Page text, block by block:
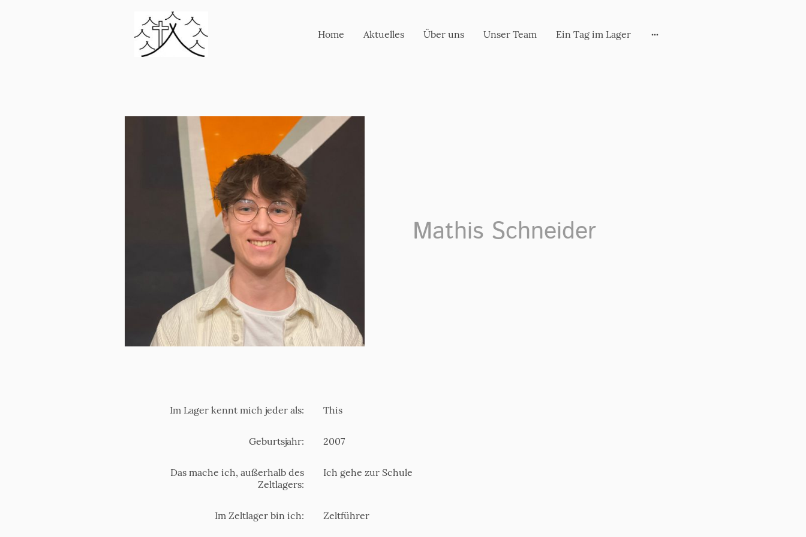
Home Aktuelles Über uns Unser Team Ein Tag im Lager
Mathis Schneider
Im Lager kennt mich jeder als: This
Geburtsjahr: 2007
Das mache ich, außerhalb des
Zeltlagers:
Ich gehe zur Schule
Im Zeltlager bin ich: Zeltführer